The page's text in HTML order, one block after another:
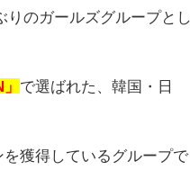
りのガールズグループとし
で選ばれた、韓国・日
獲得しているグループで